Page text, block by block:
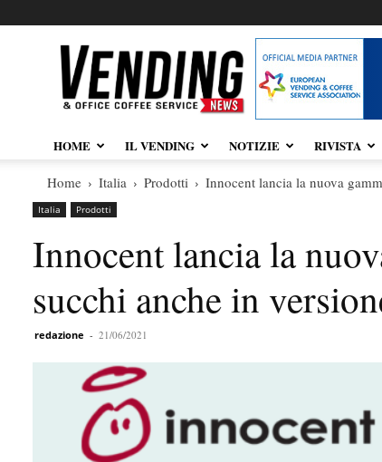
Vendingnews.it
HOME IL VENDING NOTIZIE RIVISTA
Home Italia Prodotti Innocent lancia la nuova
Italia Prodotti
Innocent lancia la
succhi anche in
redazione - 21/06/2021